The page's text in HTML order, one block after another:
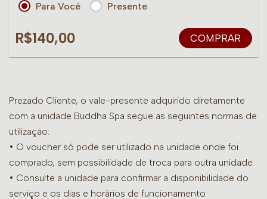
Para Você Presente
R$140,00 COMPRAR
Prezado Cliente, o vale-presente adquirido diretamente
com a unidade Buddha Spa segue as seguintes normas de
utilização:
• O voucher só pode ser utilizado na unidade onde foi
comprado, sem possibilidade de troca para outra unidade.
• Consulte a unidade para confirmar a disponibilidade do
serviço e os dias e horários de funcionamento.